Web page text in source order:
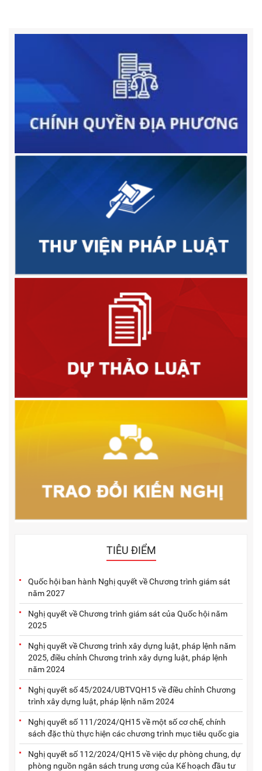
TIÊU ĐIỂM
Quốc hội ban hành Nghị quyết về Chương trình giám sát
năm 2027
Nghị quyết về Chương trình giám sát của Quốc hội năm
2025
Nghị quyết về Chương trình xây dựng luật, pháp lệnh năm
2025, điều chỉnh Chương trình xây dựng luật, pháp lệnh
năm 2024
Nghị quyết số 45/2024/UBTVQH15 về điều chỉnh Chương
trình xây dựng luật, pháp lệnh năm 2024
Nghị quyết số 111/2024/QH15 về một số cơ chế, chính
sách đặc thù thực hiện các chương trình mục tiêu quốc gia
Nghị quyết số 112/2024/QH15 về việc dự phòng chung, dự
phòng nguồn ngân sách trung ương của Kế hoạch đầu tư